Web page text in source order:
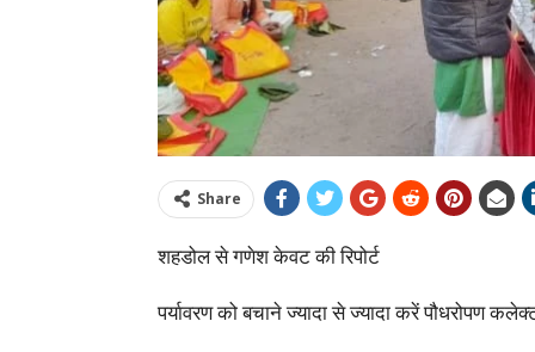
Share
शहडोल से गणेश केवट की रिपोर्ट
पर्यावरण को बचाने ज्यादा से ज्यादा करें पौधरोपण